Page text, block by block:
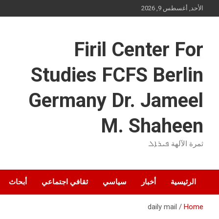
to
الأحد, أغسطس 9, 2026
Firil Center For
Studies FCFS Berlin
Germany Dr. Jameel
M. Shaheen
ثمرة الآلهة ܦܝܪܐܠ
الرئيسية أخبار سياسي ثقافي اجتماعي أبحاث
Home
daily mail